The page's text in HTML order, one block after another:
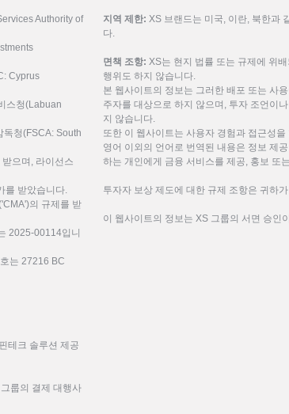
Authority of
Cyprus
스청(Labuan
독청(FSCA: South
으며, 라이선스
를 받았습니다.
의 규제를 받
2025-00114입니
는 27216 BC
테크 솔루션 제공
룹의 결제 대행사
지역 제한: XS 브랜드는 미국, 이란, 북한과
다.
면책 조항: XS는 현지 법률 또는 규제에 위
행위도 하지 않습니다.
본 웹사이트의 정보는 그러한 배포 또는 사
주자를 대상으로 하지 않으며, 투자 조언이
지 않습니다.
또한 이 웹사이트는 사용자 경험과 접근성
영어 이외의 언어로 번역된 내용은 정보 제
하는 개인에게 금융 서비스를 제공, 홍보 또
투자자 보상 제도에 대한 규제 조항은 귀하
이 웹사이트의 정보는 XS 그룹의 서면 승인